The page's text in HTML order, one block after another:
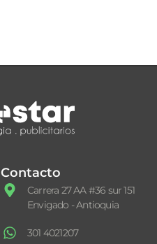
Contacto
Carrera 27 AA #36 sur 151
Envigado - Antioquia
301 4021207